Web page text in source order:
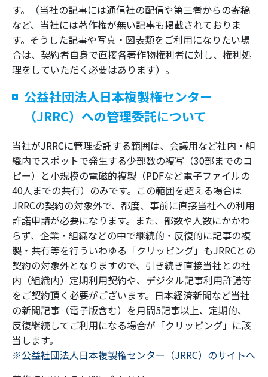
す。（当社の記事には通信社の配信や第三者からの寄稿
など、当社には著作権が無い記事も掲載されておりま
す。そうした記事や写真・図表類をご利用になりたい場
合は、契約者自身で直接各著作物権利者に対し、権利処
理をしていただく必要はあります）。
公益社団法人日本複製権センター
（JRRC）への管理委託について
当社がJRRCに管理委託する範囲は、会議用など社内・組
織内でスポットで発生する少部数の複写（30部までのコ
ピー）と小規模の電磁的複製（PDFなど電子ファイルの
40人までの共有）のみです。この範囲を超える場合は
JRRCの契約の対象外で、都度、事前に直接当社への利用
許諾申請が必要になります。また、部数や人数にかかわ
らず、企業・組織などの中で継続的・反復的に記事の複
製・共有等を行ういわゆる「クリッピング」もJRRCとの
契約の対象外となりますので、引き続き直接当社との社
内（組織内）定期利用契約や、デジタル記事利用許諾等
をご契約頂く必要がございます。日本経済新聞など当社
の新聞記事（電子版含む）を月間5記事以上、定期的、
反復継続してご利用になる場合が「クリッピング」に該
当します。
※公益社団法人日本複製権センター（JRRC）のサイトへ